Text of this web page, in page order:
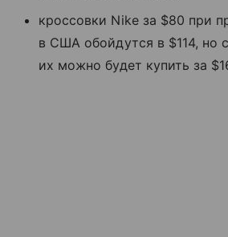
кроссовки Nike за $80 при
в США обойдутся в $114, но
их можно будет купить за